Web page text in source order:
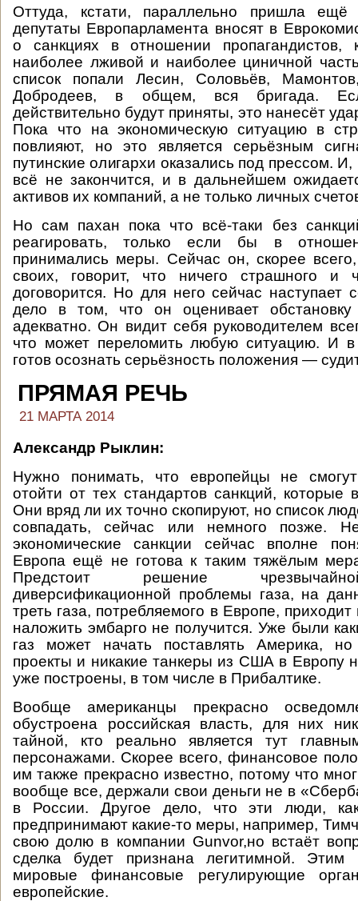
Оттуда, кстати, параллельно пришла
депутаты Европарламента вносят в
о санкциях в отношении пропагандистов,
наиболее лживой и наиболее циничной
список попали Лесин, Соловьёв,
Добродеев, в общем, вся бригада.
действительно будут приняты, это нанесёт
Пока что на экономическую ситуацию в
повлияют, но это является серьёзным
путинские олигархи оказались под прессом.
всё не закончится, и в дальнейшем
активов их компаний, а не только личных
Но сам пахан пока что всё-таки без
реагировать, только если бы в
принимались меры. Сейчас он, скорее всего,
своих, говорит, что ничего страшного
договорится. Но для него сейчас наступает
дело в том, что он оценивает
адекватно. Он видит себя руководителем
что может переломить любую ситуацию. И в
готов осознать серьёзность положения —
ПРЯМАЯ РЕЧЬ
21 МАРТА 2014
Александр Рыклин:
Нужно понимать, что европейцы не
отойти от тех стандартов санкций, которые
Они вряд ли их точно скопируют, но список
совпадать, сейчас или немного позже.
экономические санкции сейчас вполне
Европа ещё не готова к таким тяжёлым
Предстоит решение
диверсификационной проблемы газа, на
треть газа, потребляемого в Европе,
наложить эмбарго не получится. Уже были
газ может начать поставлять Америка,
проекты и никакие танкеры из США в Европу
уже построены, в том числе в Прибалтике.
Вообще американцы прекрасно
обустроена российская власть, для них
тайной, кто реально является тут
персонажами. Скорее всего, финансовое
им также прекрасно известно, потому что
вообще все, держали свои деньги не в
в России. Другое дело, что эти люди,
предпринимают какие-то меры, например,
свою долю в компании Gunvor,но встаёт
сделка будет признана легитимной. Этим
мировые финансовые регулирующие
европейские.